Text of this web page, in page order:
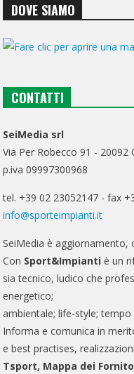
DOVE SIAMO
CONTATTI
SeiMedia srl
Via Per Robecco 91 -
p.iva 09997300968
tel. +39 02 23052147 - fax
info@sporteimpianti.it
SeiMedia è aggiornamento,
Con Sport&Impianti è un
sia tecnico, ludico che
energetico;
ambientale; life-style; tempo
Informa e comunica in
e best practises,
Tsport, Mappa dei